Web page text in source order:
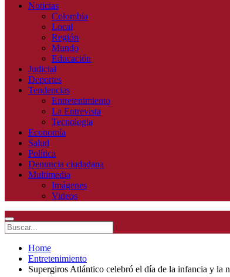
Noticias
Colombia
Local
Región
Mundo
Educación
Judicial
Deportes
Tendencias
Entretenimiento
La Entrevista
Tecnologia
Economía
Salud
Política
Denuncia ciudadana
Multimedia
Imágenes
Videos
Home
Entretenimiento
Supergiros Atlántico celebró el día de la infancia y la